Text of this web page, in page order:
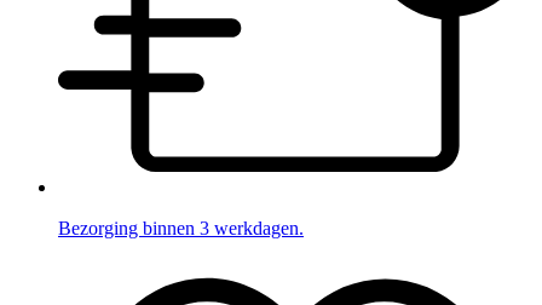
Bezorging binnen 3 werkdagen.